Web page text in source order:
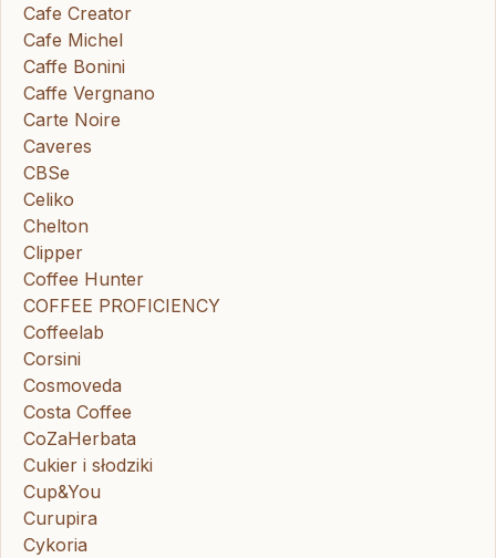
Cafe Creator
Cafe Michel
Caffe Bonini
Caffe Vergnano
Carte Noire
Caveres
CBSe
Celiko
Chelton
Clipper
Coffee Hunter
COFFEE PROFICIENCY
Coffeelab
Corsini
Cosmoveda
Costa Coffee
CoZaHerbata
Cukier i słodziki
Cup&You
Curupira
Cykoria